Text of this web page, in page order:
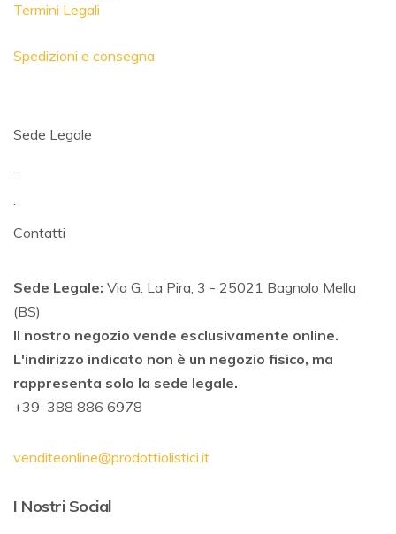
Termini Legali
Spedizioni e consegna
Sede Legale
.
.
Contatti
Sede Legale: Via G. La Pira, 3 - 25021 Bagnolo Mella
(BS)
Il nostro negozio vende esclusivamente online.
L'indirizzo indicato non è un negozio fisico, ma
rappresenta solo la sede legale.
+39 388 886 6978
venditeonline@prodottiolistici.it
I Nostri Social